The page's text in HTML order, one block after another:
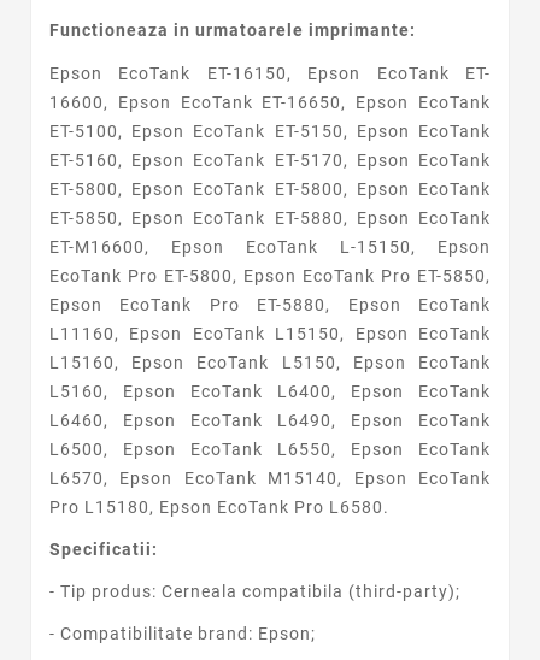
Functioneaza in urmatoarele imprimante:
Epson EcoTank ET-16150, Epson EcoTank ET-
16600, Epson EcoTank ET-16650, Epson EcoTank
ET-5100, Epson EcoTank ET-5150, Epson EcoTank
ET-5160, Epson EcoTank ET-5170, Epson EcoTank
ET-5800, Epson EcoTank ET-5800, Epson EcoTank
ET-5850, Epson EcoTank ET-5880, Epson EcoTank
ET-M16600, Epson EcoTank L-15150, Epson
EcoTank Pro ET-5800, Epson EcoTank Pro ET-5850,
Epson EcoTank Pro ET-5880, Epson EcoTank
L11160, Epson EcoTank L15150, Epson EcoTank
L15160, Epson EcoTank L5150, Epson EcoTank
L5160, Epson EcoTank L6400, Epson EcoTank
L6460, Epson EcoTank L6490, Epson EcoTank
L6500, Epson EcoTank L6550, Epson EcoTank
L6570, Epson EcoTank M15140, Epson EcoTank
Pro L15180, Epson EcoTank Pro L6580.
Specificatii:
- Tip produs: Cerneala compatibila (third-party);
- Compatibilitate brand: Epson;